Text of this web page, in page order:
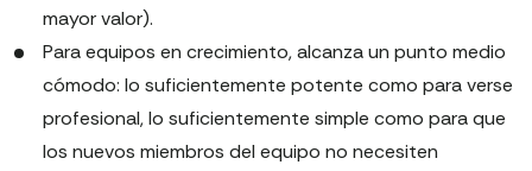
mayor valor).
Para equipos en crecimiento, alcanza un punto medio
cómodo: lo suficientemente potente como para verse
profesional, lo suficientemente simple como para que
los nuevos miembros del equipo no necesiten